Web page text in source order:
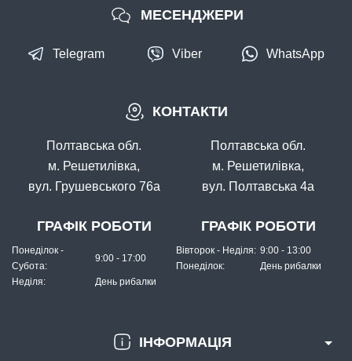
#FK-1008-11
24 грн 17 шт.
КУПИТИ
Гачок Fanatik KARAS FK-1008 №11
ІНФОРМАЦІЯ
КОНТАКТИ
Полтавська обл.
м. Решетилівка,
вул. Грушевського 76а
ГРАФІК РОБОТИ
Понеділок -
Субота:
9:00 - 17:00
Неділя: День рибалки
Полтавська обл.
м. Решетилівка,
вул. Полтавська 4а
ГРАФІК РОБОТИ
Вівторок - Неділя: 9:00 - 13:00
Понеділок:
День рибалки
МЕСЕНДЖЕРИ
Telegram Viber WhatsApp